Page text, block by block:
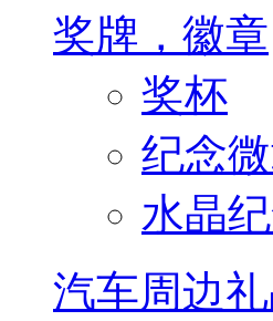
奖牌，徽章
奖杯
纪念
水晶
汽车周边